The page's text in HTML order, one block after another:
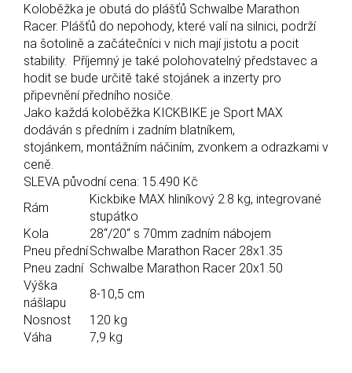
Koloběžka je obutá do plášťů Schwalbe Marathon
Racer. Plášťů do nepohody, které valí na silnici, podrží
na šotolině a začátečníci v nich mají jistotu a pocit
stability. Příjemný je také polohovatelný představec a
hodit se bude určitě také stojánek a inzerty pro
připevnění předního nosiče.
Jako každá koloběžka KICKBIKE je Sport MAX
dodáván s předním i zadním blatníkem,
stojánkem, montážním náčiním, zvonkem a odrazkami v
ceně.
SLEVA původní cena: 15.490 Kč
Rám
Kickbike MAX hliníkový 2.8 kg, integrované
stupátko
Kola
28“/20“ s 70mm zadním nábojem
Pneu předníSchwalbe Marathon Racer 28x1.35
Pneu zadní Schwalbe Marathon Racer 20x1.50
Výška
nášlapu
8-10,5 cm
Nosnost
120 kg
Váha
7,9 kg